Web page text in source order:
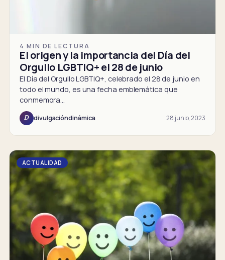
4 MIN DE LECTURA
El origen y la importancia del Día del
Orgullo LGBTIQ+ el 28 de junio
El Día del Orgullo LGBTIQ+, celebrado el 28 de junio en
todo el mundo, es una fecha emblemática que
conmemora…
D divulgacióndinámica 28 junio, 2023
ACTUALIDAD